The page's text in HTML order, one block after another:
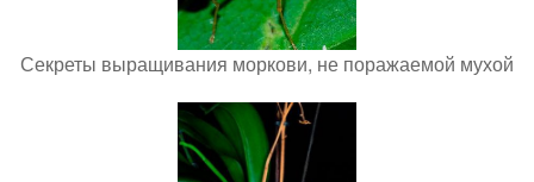
Секреты выращивания моркови, не поражаемой мухой